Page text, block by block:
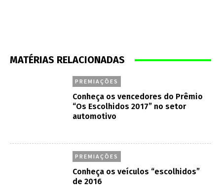
MATÉRIAS RELACIONADAS
PREMIAÇÕES
Conheça os vencedores do Prêmio
“Os Escolhidos 2017” no setor
automotivo
PREMIAÇÕES
Conheça os veículos “escolhidos”
de 2016